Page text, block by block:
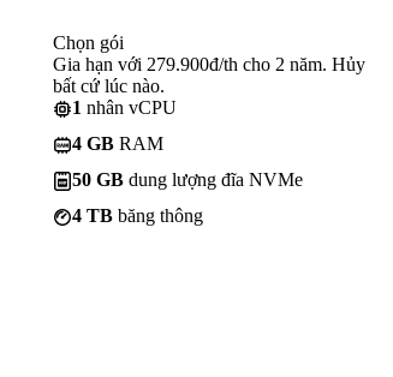
Chọn gói
Gia hạn với 279.900đ/th cho 2 năm. Hủy
bất cứ lúc nào.
1 nhân vCPU
4 GB RAM
50 GB dung lượng đĩa NVMe
4 TB băng thông